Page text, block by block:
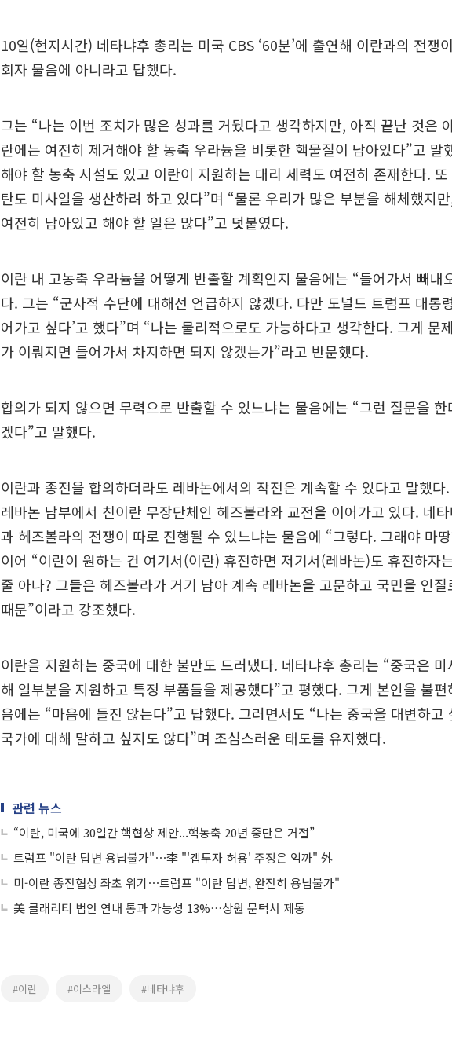
10일(현지시간) 네타냐후 총리는 미국 CBS ‘60분’에 출연해 이란과의 전쟁
회자 물음에 아니라고 답했다.
그는 “나는 이번 조치가 많은 성과를 거뒀다고 생각하지만, 아직 끝난 것은
란에는 여전히 제거해야 할 농축 우라늄을 비롯한 핵물질이 남아있다”고 말
해야 할 농축 시설도 있고 이란이 지원하는 대리 세력도 여전히 존재한다.
탄도 미사일을 생산하려 하고 있다”며 “물론 우리가 많은 부분을 해체했지
여전히 남아있고 해야 할 일은 많다”고 덧붙였다.
이란 내 고농축 우라늄을 어떻게 반출할 계획인지 물음에는 “들어가서 빼내
다. 그는 “군사적 수단에 대해선 언급하지 않겠다. 다만 도널드 트럼프 대통
어가고 싶다’고 했다”며 “나는 물리적으로도 가능하다고 생각한다. 그게 문
가 이뤄지면 들어가서 차지하면 되지 않겠는가”라고 반문했다.
합의가 되지 않으면 무력으로 반출할 수 있느냐는 물음에는 “그런 질문을
겠다”고 말했다.
이란과 종전을 합의하더라도 레바논에서의 작전은 계속할 수 있다고 말했다
레바논 남부에서 친이란 무장단체인 헤즈볼라와 교전을 이어가고 있다. 네
과 헤즈볼라의 전쟁이 따로 진행될 수 있느냐는 물음에 “그렇다. 그래야 마
이어 “이란이 원하는 건 여기서(이란) 휴전하면 저기서(레바논)도 휴전하자
줄 아나? 그들은 헤즈볼라가 거기 남아 계속 레바논을 고문하고 국민을 인
때문”이라고 강조했다.
이란을 지원하는 중국에 대한 불만도 드러냈다. 네타냐후 총리는 “중국은
해 일부분을 지원하고 특정 부품들을 제공했다”고 평했다. 그게 본인을 불
음에는 “마음에 들진 않는다”고 답했다. 그러면서도 “나는 중국을 대변하고
국가에 대해 말하고 싶지도 않다”며 조심스러운 태도를 유지했다.
관련 뉴스
“이란, 미국에 30일간 핵협상 제안...핵농축 20년 중단은 거절”
트럼프 "이란 답변 용납불가"⋯李 "'갭투자 허용' 주장은 억까" 外
미-이란 종전협상 좌초 위기⋯트럼프 "이란 답변, 완전히 용납불가"
美 클래리티 법안 연내 통과 가능성 13%…상원 문턱서 제동
#이란 #이스라엘 #네타냐후